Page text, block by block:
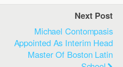
Next Post
Michael Contompasis
Appointed As Interim Head
Master Of Boston Latin